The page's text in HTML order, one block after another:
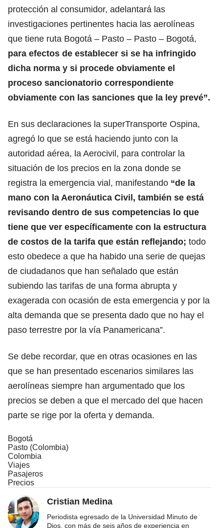
protección al consumidor, adelantará las
investigaciones pertinentes hacia las aerolíneas
que tiene ruta Bogotá – Pasto – Pasto – Bogotá,
para efectos de establecer si se ha infringido
dicha norma y si procede obviamente el
proceso sancionatorio correspondiente
obviamente con las sanciones que la ley prevé”.
En sus declaraciones la superTransporte Ospina,
agregó lo que se está haciendo junto con la
autoridad aérea, la Aerocivil, para controlar la
situación de los precios en la zona donde se
registra la emergencia vial, manifestando “de la
mano con la Aeronáutica Civil, también se está
revisando dentro de sus competencias lo que
tiene que ver específicamente con la estructura
de costos de la tarifa que están reflejando; todo
esto obedece a que ha habido una serie de quejas
de ciudadanos que han señalado que están
subiendo las tarifas de una forma abrupta y
exagerada con ocasión de esta emergencia y por la
alta demanda que se presenta dado que no hay el
paso terrestre por la vía Panamericana”.
Se debe recordar, que en otras ocasiones en las
que se han presentado escenarios similares las
aerolíneas siempre han argumentado que los
precios se deben a que el mercado del que hacen
parte se rige por la oferta y demanda.
Bogotá
Pasto (Colombia)
Colombia
Viajes
Pasajeros
Precios
Cristian Medina
Periodista egresado de la Universidad Minuto de
Dios, con más de seis años de experiencia en